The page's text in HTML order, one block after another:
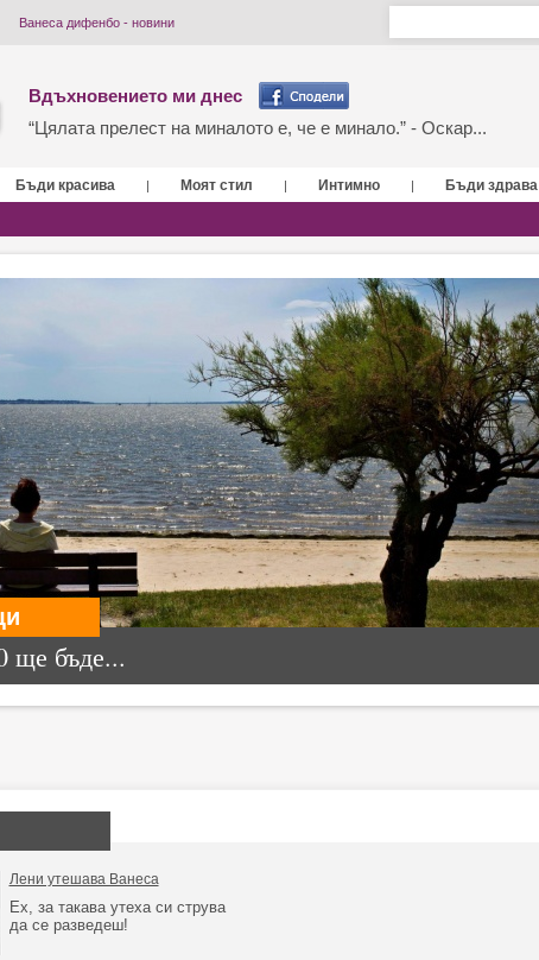
Ванеса дифенбо - новини
Вдъхновението ми днес
“Цялата прелест на миналото е, че е минало.” - Оскар...
Бъди красива | Моят стил | Интимно | Бъди здрава
ще бъде...
Лени утешава Ванеса
Ех, за такава утеха си струва
да се разведеш!